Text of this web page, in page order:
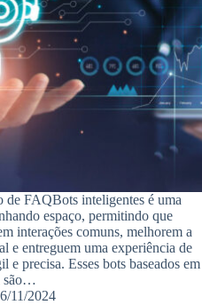
de FAQBots inteligentes é uma
espaço, permitindo que
interações comuns, melhorem a
e entreguem uma experiência de
e precisa. Esses bots baseados em
são…
11/2024